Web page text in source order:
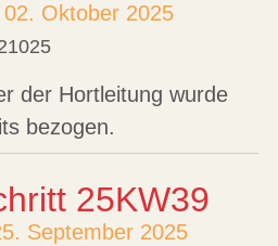
Oktober 2025
der Hortleitung wurde
bezogen.
25KW39
September 2025